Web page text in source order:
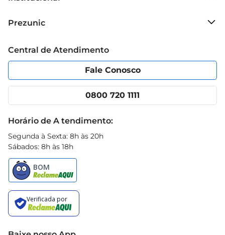
Grupo Cencosud
Política de Privacidade
Portal do fornecedor
Cencosud Media
Prezunic
Código de Ética
App Prezunic
Central de Atendimento
Fale Conosco
0800 720 1111
Horário de A tendimento:
Segunda à Sexta: 8h às 20h
Sábados: 8h às 18h